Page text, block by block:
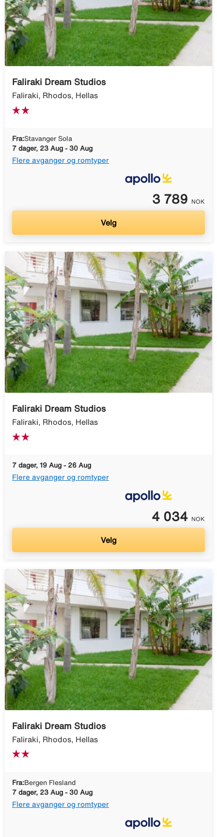
Faliraki Dream Studios
Faliraki, Rhodos, Hellas
Fra:Stavanger Sola
7 dager, 23 Aug - 30 Aug
Flere avganger og romtyper
3 789 NOK
Velg
Faliraki Dream Studios
Faliraki, Rhodos, Hellas
7 dager, 19 Aug - 26 Aug
Flere avganger og romtyper
4 034 NOK
Velg
Faliraki Dream Studios
Faliraki, Rhodos, Hellas
Fra:Bergen Flesland
7 dager, 23 Aug - 30 Aug
Flere avganger og romtyper